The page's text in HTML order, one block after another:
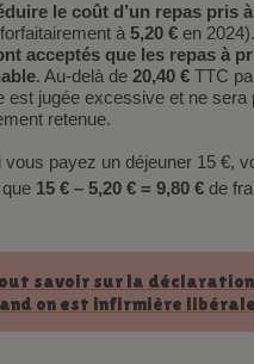
le coût d’un repas pris
à5,20 € en 2024).
acceptés que les repas à
. Au-delà de 20,40 € TTC
est jugée excessive et ne sera
retenue.
vous payez un déjeuner 15 €,
15 € – 5,20 € = 9,80 € de
savoir sur la déclaration
on est infirmière libérale